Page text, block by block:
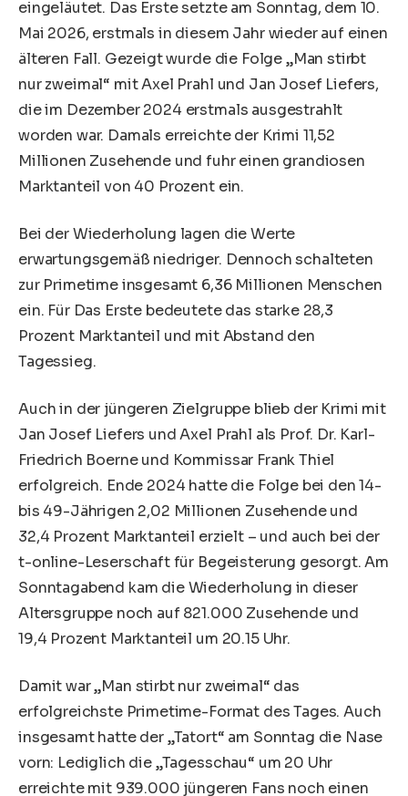
eingeläutet. Das Erste setzte am Sonntag, dem 10.
Mai 2026, erstmals in diesem Jahr wieder auf einen
älteren Fall. Gezeigt wurde die Folge „Man stirbt
nur zweimal“ mit Axel Prahl und Jan Josef Liefers,
die im Dezember 2024 erstmals ausgestrahlt
worden war. Damals erreichte der Krimi 11,52
Millionen Zusehende und fuhr einen grandiosen
Marktanteil von 40 Prozent ein.
Bei der Wiederholung lagen die Werte
erwartungsgemäß niedriger. Dennoch schalteten
zur Primetime insgesamt 6,36 Millionen Menschen
ein. Für Das Erste bedeutete das starke 28,3
Prozent Marktanteil und mit Abstand den
Tagessieg.
Auch in der jüngeren Zielgruppe blieb der Krimi mit
Jan Josef Liefers und Axel Prahl als Prof. Dr. Karl-
Friedrich Boerne und Kommissar Frank Thiel
erfolgreich. Ende 2024 hatte die Folge bei den 14-
bis 49-Jährigen 2,02 Millionen Zusehende und
32,4 Prozent Marktanteil erzielt – und auch bei der
t-online-Leserschaft für Begeisterung gesorgt. Am
Sonntagabend kam die Wiederholung in dieser
Altersgruppe noch auf 821.000 Zusehende und
19,4 Prozent Marktanteil um 20.15 Uhr.
Damit war „Man stirbt nur zweimal“ das
erfolgreichste Primetime-Format des Tages. Auch
insgesamt hatte der „Tatort“ am Sonntag die Nase
vorn: Lediglich die „Tagesschau“ um 20 Uhr
erreichte mit 939.000 jüngeren Fans noch einen